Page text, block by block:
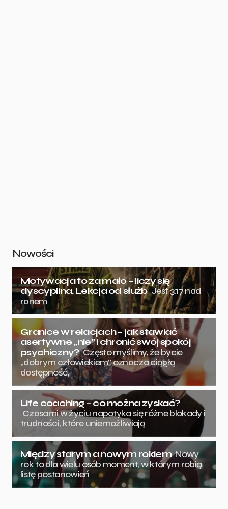
Nowości
Motywacja to za mało – liczy się
dyscyplina. Lekcja od służb Jest 3:17 nad
ranem
Granice w relacjach – jak stawiać
asertywne „nie” i chronić swój spokój
psychiczny? Często myślimy, że bycie
„dobrym człowiekiem” oznacza ciągłą
dostępność,
Life coaching – co można zyskać?
Czasami w życiu napotyka się różne blokady i
trudności, które uniemożliwiają
Między starym a nowym rokiem Nowy
rok to dla wielu osób moment, w którym robią
listę postanowień